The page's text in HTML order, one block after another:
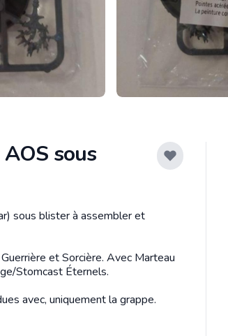
sous
sous blister à assembler et
et Sorcière. Avec Marteau
Stomcast Éternels.
avec, uniquement la grappe.